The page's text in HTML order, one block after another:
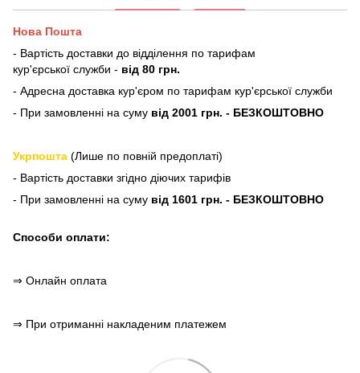
Нова Пошта
- Вартість доставки до відділення по тарифам
кур'єрської служби - від 80 грн.
- Адресна доставка кур'єром по тарифам кур'єрської служби
- При замовленні на суму від 2001 грн. - БЕЗКОШТОВНО
Укрпошта (Лише по повній предоплаті)
- Вартість доставки згідно діючих тарифів
- При замовленні на суму від 1601 грн. - БЕЗКОШТОВНО
Способи оплати:
⇒ Онлайн оплата
⇒ При отриманні накладеним платежем